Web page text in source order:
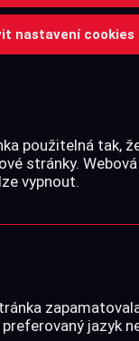
nastavení cookies
použitelná tak,
stránky.
vypnout.
jazyk